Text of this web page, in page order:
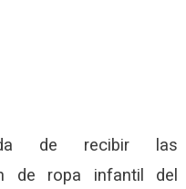
de recibir las
de ropa infantil del